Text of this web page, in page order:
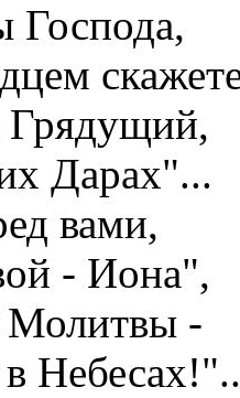
Господа,
Грядущий,
Дарах"...
вами,
- Иона",
Молитвы -